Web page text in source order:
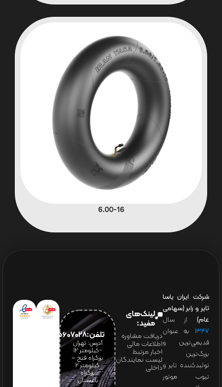
6.00-16
شرکت ایران یاسا
تایر و رابر (سهامی
عام) از سال
۱۳۴۷ به عنوان
قدیمی‌ترین و
بزرگ‌ترین
تولیدکننده تایر و
تیوب موتور
لینک‌های
مفید:
دریافت مشاوره
اطلاعات مالی
اخبار مرتبط
لیست نمایندگان
داخلی
تلفن:65607028(021)
آدرس: تهران
-کیلومتر 12
بزرگراه فتح –
کیلومتر ۲
بزرگراه
باغستان